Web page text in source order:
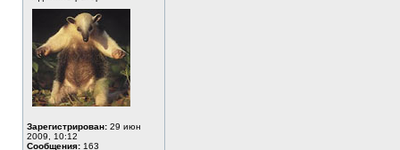
Зарегистрирован: 29 июн
2009, 10:12
Сообщения: 163